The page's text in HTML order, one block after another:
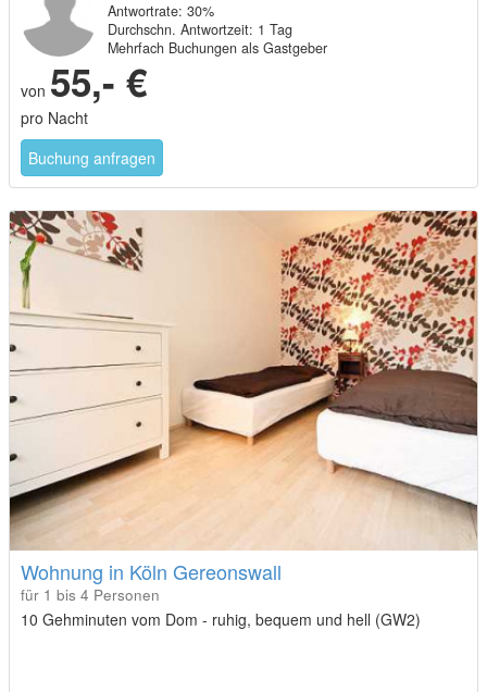
Antwortrate: 30%
Durchschn. Antwortzeit: 1 Tag
Mehrfach Buchungen als Gastgeber
von 55,- €
pro Nacht
Buchung anfragen
Wohnung in Köln Gereonswall
für 1 bis 4 Personen
10 Gehminuten vom Dom - ruhig, bequem und hell (GW2)